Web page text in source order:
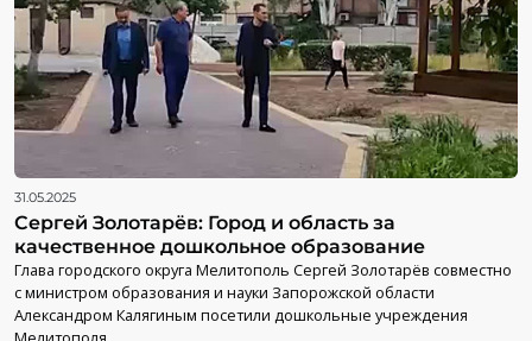
31.05.2025
Сергей Золотарёв: Город и область за
качественное дошкольное образование
Глава городского округа Мелитополь Сергей Золотарёв совместно
с министром образования и науки Запорожской области
Александром Калягиным посетили дошкольные учреждения